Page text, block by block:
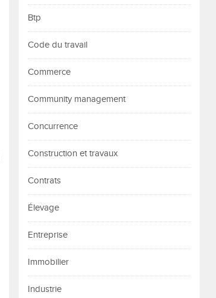
Btp
Code du travail
Commerce
Community management
Concurrence
Construction et travaux
Contrats
Élevage
Entreprise
Immobilier
Industrie